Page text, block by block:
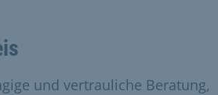
und vertrauliche Beratung,